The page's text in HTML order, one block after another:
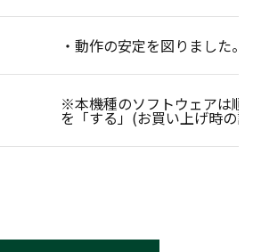
・動作の安定を図りました。
※本機種のソフトウェアは順
を「する」(お買い上げ時の